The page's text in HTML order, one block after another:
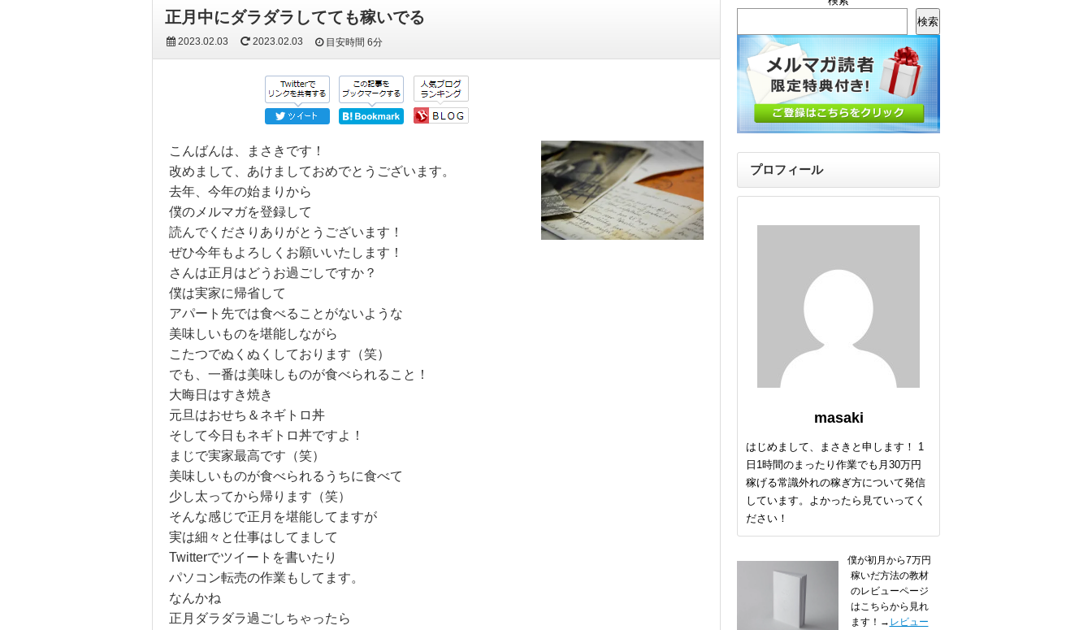
正月中にダラダラしてても稼いでる
2023.02.03 2023.02.03 目安時間6分
こんばんは、まさきです！
改めまして、あけましておめでとうございます。
去年、今年の始まりから
僕のメルマガを登録して
読んでくださりありがとうございます！
ぜひ今年もよろしくお願いいたします！
さんは正月はどうお過ごしですか？
僕は実家に帰省して
アパート先では食べることがないような
美味しいものを堪能しながら
こたつでぬくぬくしております（笑）
でも、一番は美味しものが食べられること！
大晦日はすき焼き
元旦はおせち＆ネギトロ丼
そして今日もネギトロ丼ですよ！
まじで実家最高です（笑）
美味しいものが食べられるうちに食べて
少し太ってから帰ります（笑）
そんな感じで正月を堪能してますが
実は細々と仕事はしてまして
Twitterでツイートを書いたり
パソコン転売の作業もしてます。
なんかね
正月ダラダラ過ごしちゃったら
検索
プロフィール
masaki
はじめまして、まさきと申します！ 1
日1時間のまったり作業でも月30万円
稼げる常識外れの稼ぎ方について発信
しています。よかったら見ていってく
ださい！
僕が初月から7万円
稼いだ方法の教材
のレビューページ
はこちらから見れ
ます！→ レビュー